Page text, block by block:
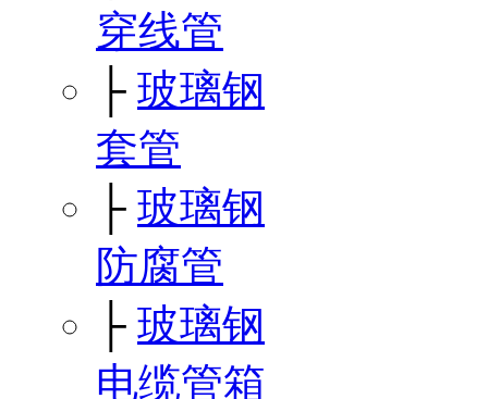
穿线管
├ 玻璃钢
套管
├ 玻璃钢
防腐管
├ 玻璃钢
电缆管箱